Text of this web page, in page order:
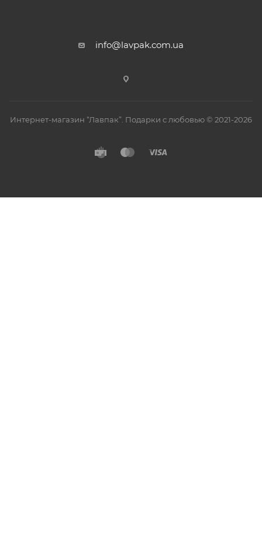
info@lavpak.com.ua
Интернет-магазин “Лавпак”. Подарки с любовью © 2021-2026